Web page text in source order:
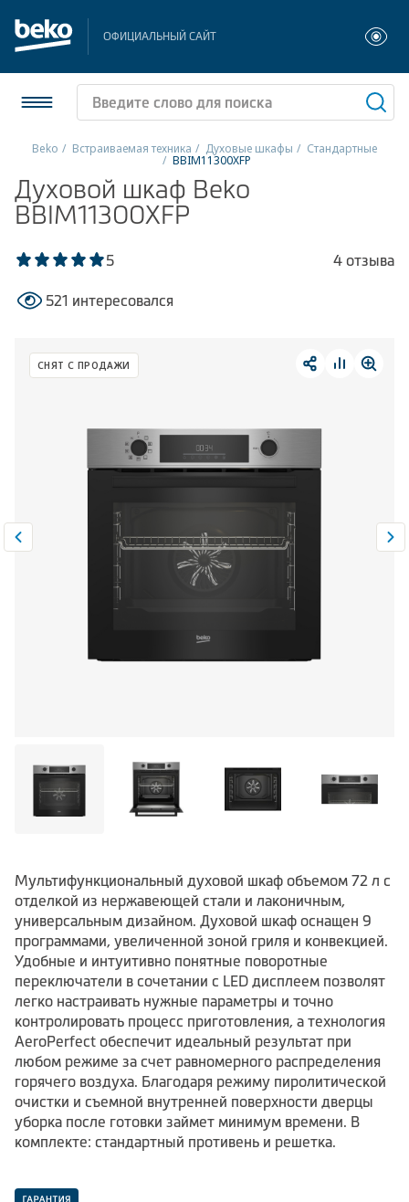
ОФИЦИАЛЬНЫЙ САЙТ
Холодильники и морозильники
Стиральные и сушильные машины
Посудомоечные машины
Плиты
Малая бытовая техника
Beko Встраиваемая техника Духовые шкафы Стандартные
BBIM11300XFP
Духовой шкаф Beko
BBIM11300XFP
5 4 отзыва
521 интересовался
СНЯТ С ПРОДАЖИ
Мультифункциональный духовой шкаф объемом 72 л с
отделкой из нержавеющей стали и лаконичным,
универсальным дизайном. Духовой шкаф оснащен 9
программами, увеличенной зоной гриля и конвекцией.
Удобные и интуитивно понятные поворотные
переключатели в сочетании с LED дисплеем позволят
легко настраивать нужные параметры и точно
контролировать процесс приготовления, а технология
AeroPerfect обеспечит идеальный результат при
любом режиме за счет равномерного распределения
горячего воздуха. Благодаря режиму пиролитической
очистки и съемной внутренней поверхности дверцы
уборка после готовки займет минимум времени. В
комплекте: стандартный противень и решетка.